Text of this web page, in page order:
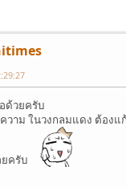
ด้วยครับ
วาม ในวงกลมแดง ต้อง
ครับ